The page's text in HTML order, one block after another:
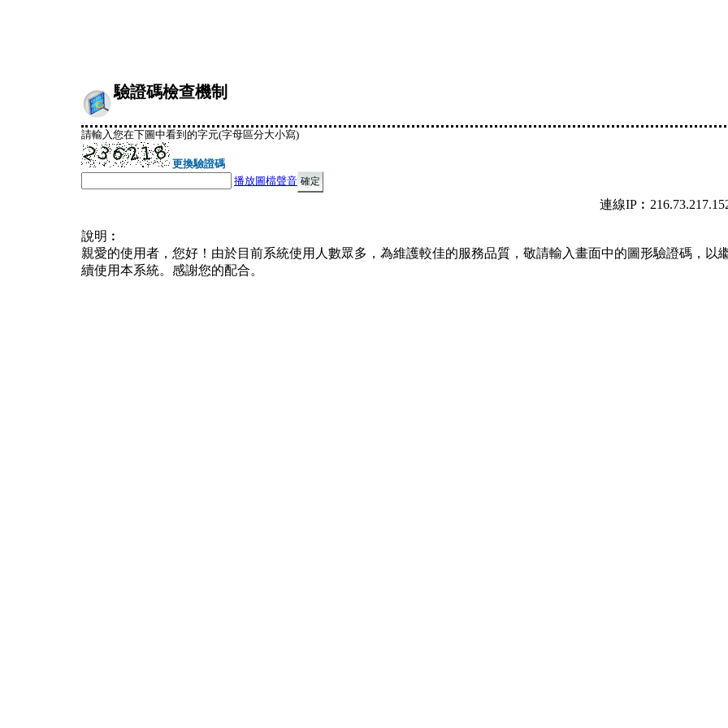
驗證碼檢查機制
請輸入您在下圖中看到的字元(字母區分大小寫)
更換驗證碼
播放圖檔聲音
連線
說明︰
親愛的使用者，您好！由於目前系統使用人數眾多，為維護較佳的服務品質，敬請輸入畫面中的圖形驗證碼，以
續使用本系統。感謝您的配合。